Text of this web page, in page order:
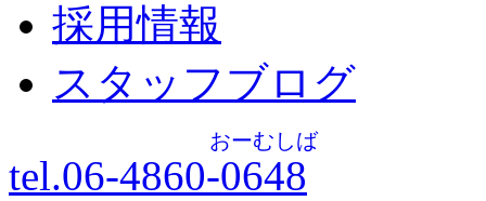
採用情報
スタッフブログ
tel.06-4860-0648
おーむしば